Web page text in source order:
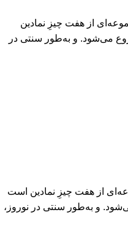
از هفت چیزِ نمادین
می‌شود. و به‌طور سنتی در
از هفت چیزِ نمادین است
و به‌طور سنتی در نوروز،